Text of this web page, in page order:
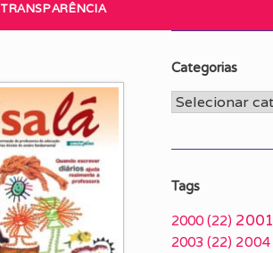
TRANSPARÊNCIA
Categorias
Categorias
Tags
2000 (22) 2001
2003 (22) 2004